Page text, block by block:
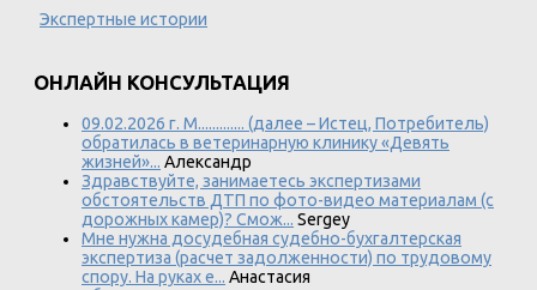
Экспертные истории
ОНЛАЙН КОНСУЛЬТАЦИЯ
09.02.2026 г. М............. (далее – Истец, Потребитель)
обратилась в ветеринарную клинику «Девять
жизней»... Александр
Здравствуйте, занимаетесь экспертизами
обстоятельств ДТП по фото-видео материалам (с
дорожных камер)? Смож... Sergey
Мне нужна досудебная судебно-бухгалтерская
экспертиза (расчет задолженности) по трудовому
спору. На руках е... Анастасия